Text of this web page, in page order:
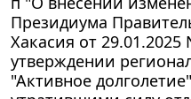
Президиума
Хакасия от 29.01.2025
утверждении
"Активное